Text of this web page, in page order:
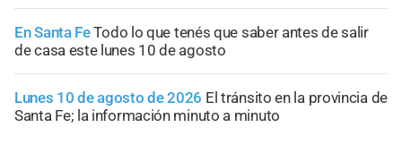
En Santa FeTodo lo que tenés que saber antes de salir
de casa este lunes 10 de agosto
Lunes 10 de agosto de 2026 El tránsito en la provincia de
Santa Fe; la información minuto a minuto